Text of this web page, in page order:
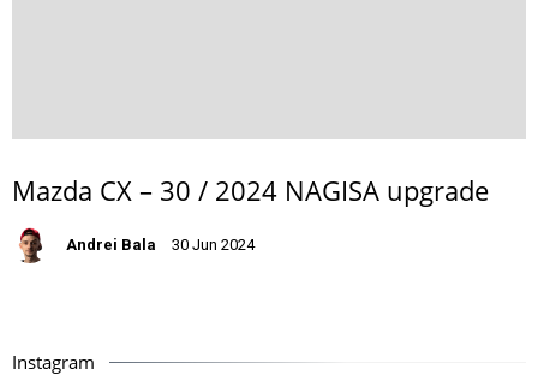
Mazda CX – 30 / 2024 NAGISA upgrade
Andrei Bala 30 Jun 2024
Instagram